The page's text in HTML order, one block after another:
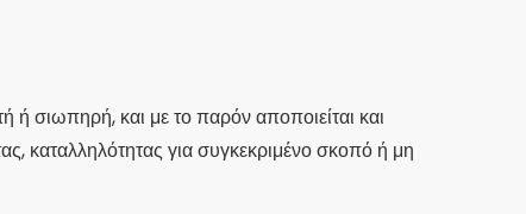
σιωπηρή, και με το παρόν αποποιείται και
καταλληλότητας για συγκεκριμένο σκοπό ή μη